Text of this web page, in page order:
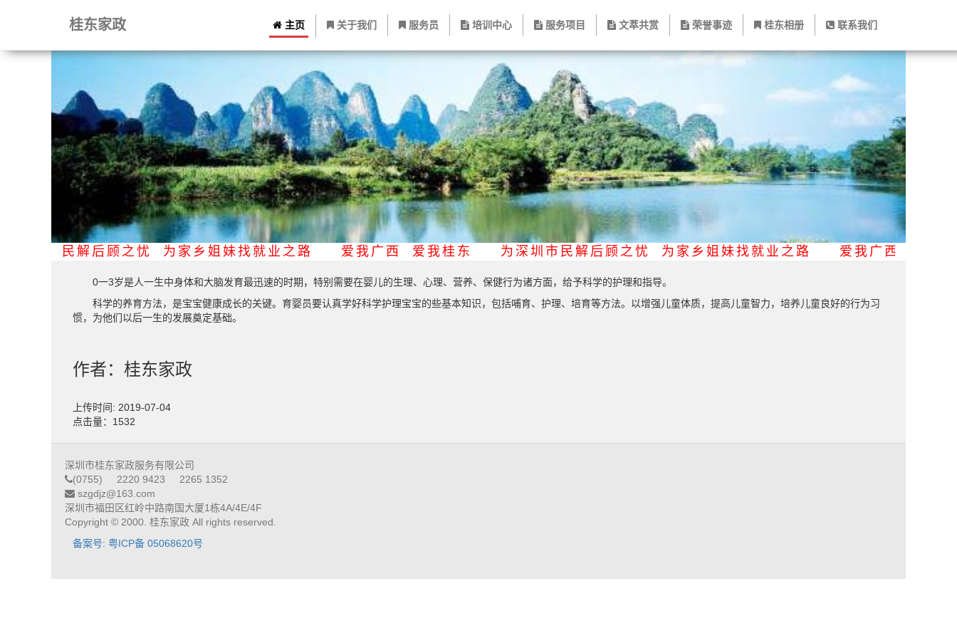
桂东家政 主页 关于我们 服务员 培训中心 服务项目 文萃共赏 荣誉事迹 桂东相册 联系我们
深圳市民解后顾之忧 为家乡姐妹找就业之路 爱我广西 爱我桂东 为深圳市民解后顾之忧 为家乡姐妹找就业之路 爱我广西 爱
0一3岁是人一生中身体和大脑发育最迅速的时期，特别需要在婴儿的生理、心理、营养、保健行为诸方面，给予科学的护理和指导。
科学的养育方法，是宝宝健康成长的关键。育婴员要认真学好科学护理宝宝的些基本知识，包括哺育、护理、培育等方法。以增强儿童体质，提高儿童智力，培养儿童良好的行为习
惯，为他们以后一生的发展奠定基础。
作者：桂东家政
上传时间: 2019-07-04
点击量：1532
深圳市桂东家政服务有限公司
(0755) 2220 9423 2265 1352
szgdjz@163.com
深圳市福田区红岭中路南国大厦1栋4A/4E/4F
Copyright © 2000. 桂东家政 All rights reserved.
备案号: 粤ICP备 05068620号